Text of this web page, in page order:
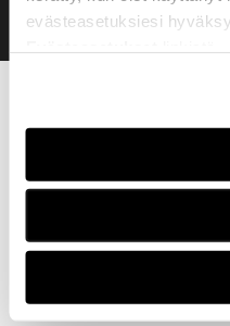
evästeasetuksiesi